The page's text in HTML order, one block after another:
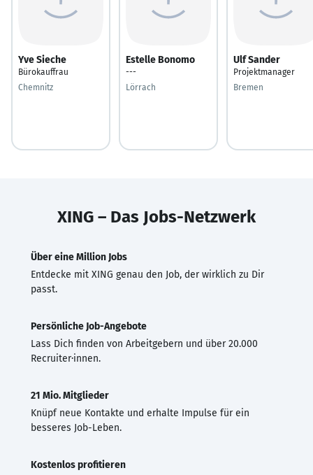
Yve Sieche
Bürokauffrau
Chemnitz
Estelle Bonomo
---
Lörrach
Ulf Sander
Projektmanager
Bremen
XING – Das Jobs-Netzwerk
Über eine Million Jobs
Entdecke mit XING genau den Job, der wirklich zu Dir
passt.
Persönliche Job-Angebote
Lass Dich finden von Arbeitgebern und über 20.000
Recruiter·innen.
21 Mio. Mitglieder
Knüpf neue Kontakte und erhalte Impulse für ein
besseres Job-Leben.
Kostenlos profitieren